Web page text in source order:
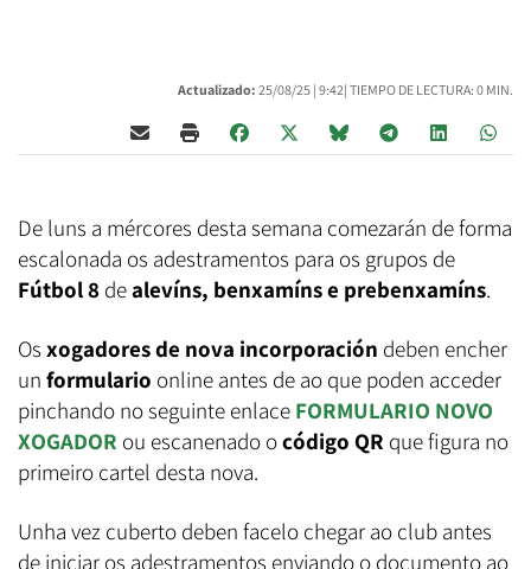
Actualizado: 25/08/25 | 9:42| TIEMPO DE LECTURA: 0 MIN.
De luns a mércores desta semana comezarán de forma
escalonada os adestramentos para os grupos de
Fútbol 8 dealevíns, benxamíns e prebenxamíns.
Os xogadores de nova incorporación deben encher
un formulario online antes de ao que poden acceder
pinchando no seguinte enlace FORMULARIO NOVO
XOGADOR ou escanenado ocódigo QR que figura no
primeiro cartel desta nova.
Unha vez cuberto deben facelo chegar ao club antes
de iniciar os adestramentos enviando o documento ao